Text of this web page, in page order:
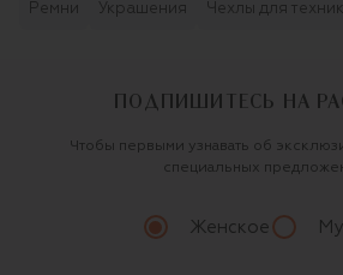
Ремни Украшения Чехлы для
ПОДПИШИТЕСЬ НА
Чтобы первыми узнавать об
специальных
Женское